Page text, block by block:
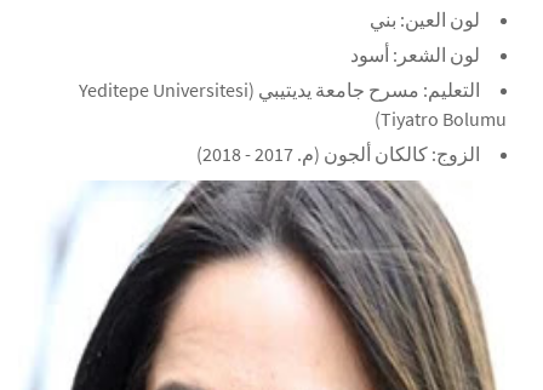
لون العين: بني
لون الشعر: أسود
التعليم: مسرح جامعة يديتيبي (Yeditepe Universitesi
Tiyatro Bolumu)
الزوج: كالكان ألجون (م. 2017 - 2018)